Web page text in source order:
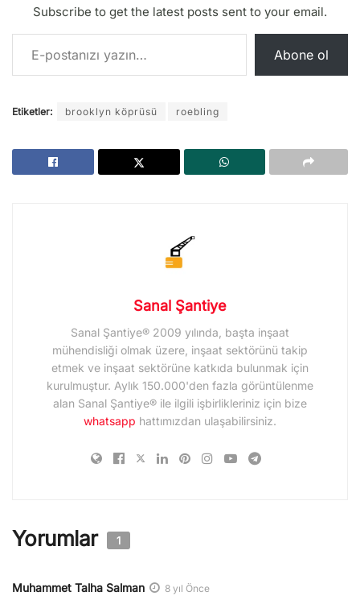
Subscribe to get the latest posts sent to your email.
E-postanızı yazın…
Abone ol
Etiketler: brooklyn köprüsü roebling
Sanal Şantiye
Sanal Şantiye® 2009 yılında, başta inşaat
mühendisliği olmak üzere, inşaat sektörünü takip
etmek ve inşaat sektörüne katkıda bulunmak için
kurulmuştur. Aylık 150.000'den fazla görüntülenme
alan Sanal Şantiye® ile ilgili işbirlikleriniz için bize
whatsapp hattımızdan ulaşabilirsiniz.
Yorumlar 1
Muhammet Talha Salman 8 yıl Önce